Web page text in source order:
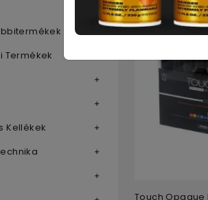
Termékek
Kellékek
Touch